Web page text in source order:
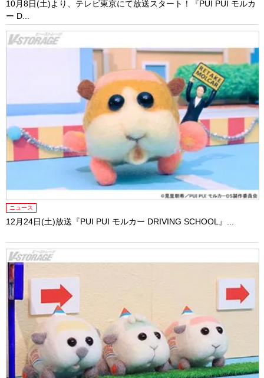
10月8日(土)より、テレビ東京にて放送スタート！『PUI PUI モルカ
ー D...
ニュース
12月24日(土)放送『PUI PUI モルカー DRIVING SCHOOL』...